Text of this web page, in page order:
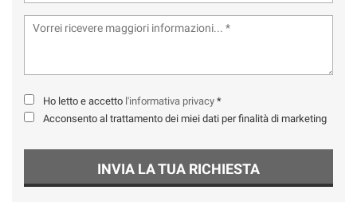
Ho letto e accetto l'informativa privacy *
Acconsento al trattamento dei miei dati per finalità di marketing
INVIA LA TUA RICHIESTA